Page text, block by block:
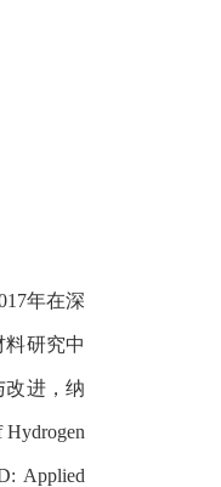
年在深
料研究中
改进，纳
Hydrogen
Applied